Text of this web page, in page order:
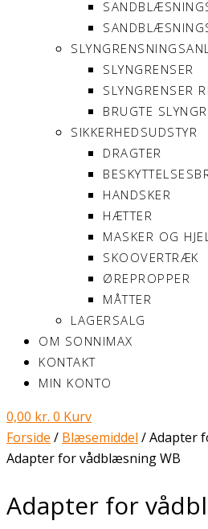
SLYNGRENSER
SLYNGRENSER
BRUGTE
SIKKERHEDSUDSTYR
DRAGTER
HANDSKER
HÆTTER
MASKER OG
SKOOVERTRÆK
ØREPROPPER
MÅTTER
LAGERSALG
OM SONNIMAX
KONTAKT
MIN KONTO
0,00 kr. 0 Kurv
Forside / Blæsemiddel / Adapter
Adapter for vådblæsning WB
Adapter for